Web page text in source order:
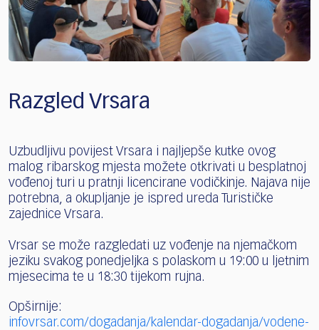
Razgled Vrsara
Uzbudljivu povijest Vrsara i najljepše kutke ovog
malog ribarskog mjesta možete otkrivati u besplatnoj
vođenoj turi u pratnji licencirane vodičkinje. Najava nije
potrebna, a okupljanje je ispred ureda Turističke
zajednice Vrsara.
Vrsar se može razgledati uz vođenje na njemačkom
jeziku svakog ponedjeljka s polaskom u 19:00 u ljetnim
mjesecima te u 18:30 tijekom rujna.
Opširnije:
infovrsar.com/dogadanja/kalendar-dogadanja/vodene-